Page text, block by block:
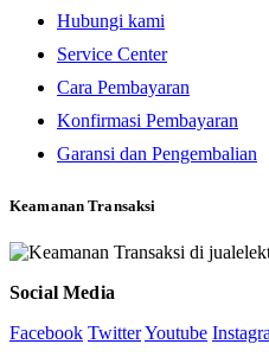
Hubungi kami
Service Center
Cara Pembayaran
Konfirmasi Pembayaran
Garansi dan Pengembalian
Keamanan Transaksi
Social Media
Facebook TwitterYoutube